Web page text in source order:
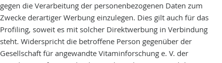
gegen die Verarbeitung der personenbezogenen Daten zum
Zwecke derartiger Werbung einzulegen. Dies gilt auch für das
Profiling, soweit es mit solcher Direktwerbung in Verbindung
steht. Widerspricht die betroffene Person gegenüber der
Gesellschaft für angewandte Vitaminforschung e. V. der